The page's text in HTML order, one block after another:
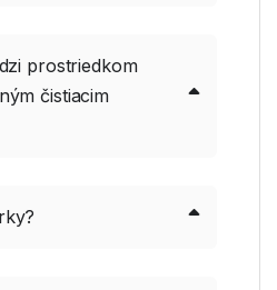
prostriedkom
čistiacim